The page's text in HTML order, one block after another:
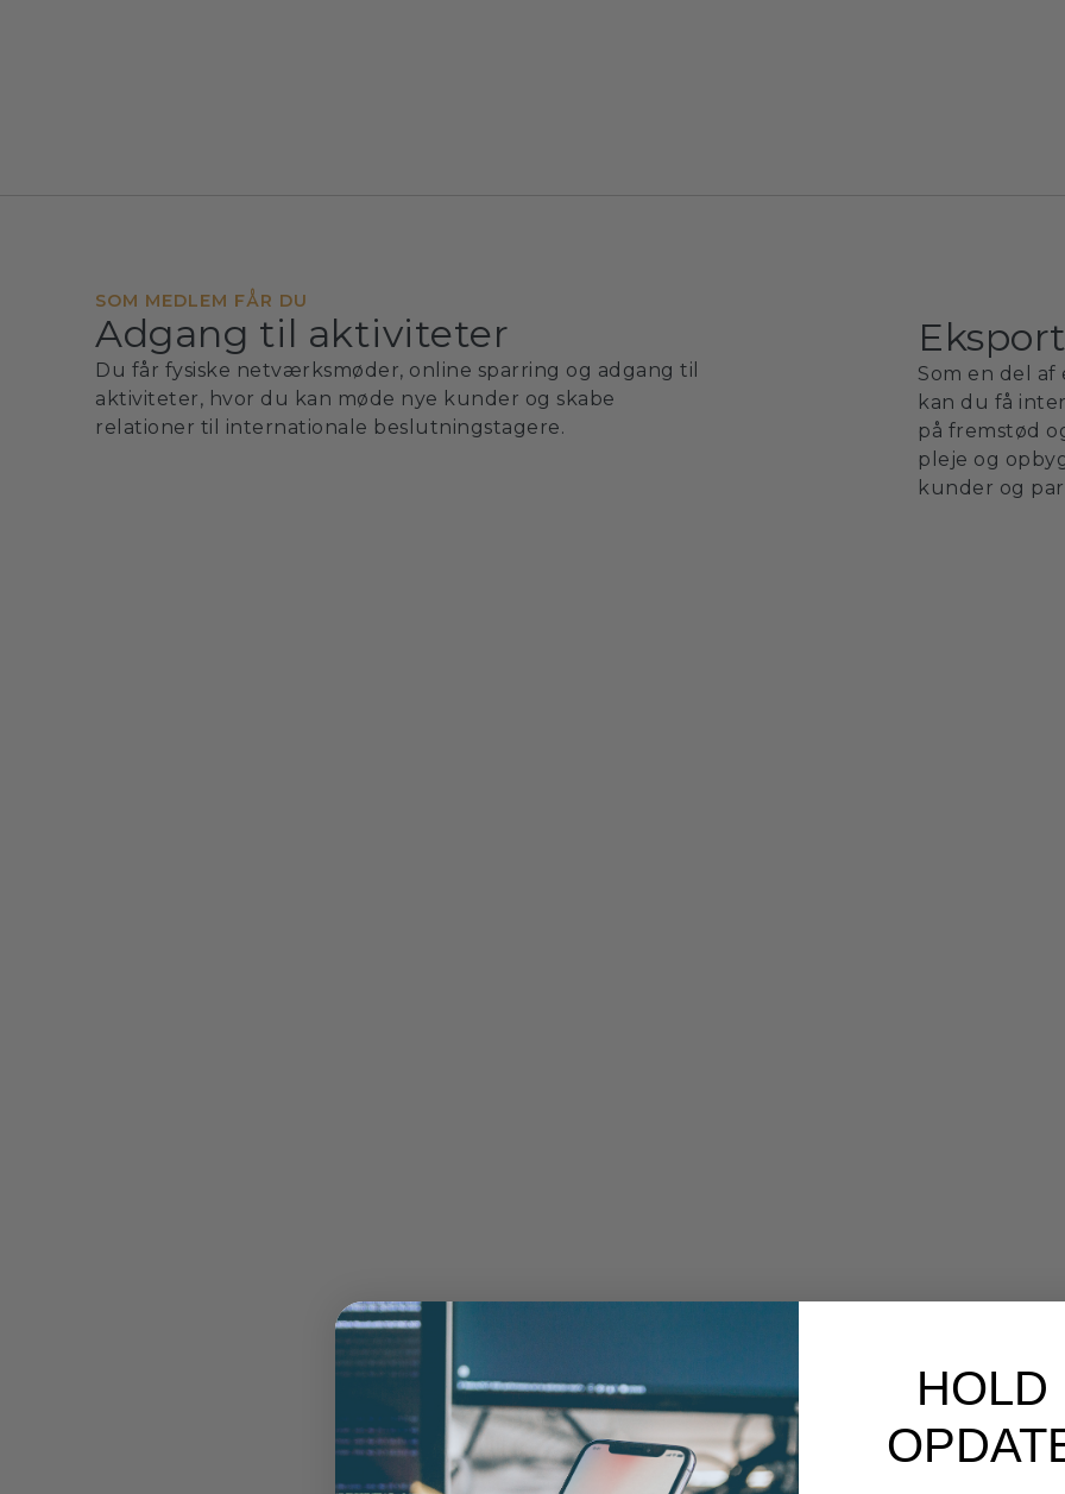
SOM MEDLEM FÅR DU
Adgang til aktiviteter
Du får fysiske netværksmøder, online sparring og adgang til
aktiviteter, hvor du kan møde nye kunder og skabe
relationer til internationale beslutningstagere.
Som en del
kan du få
på fremstød
pleje og
kunder og
HOLD